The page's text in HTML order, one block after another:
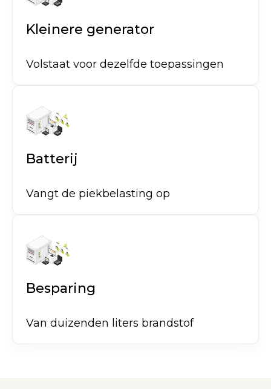
Kleinere generator
Volstaat voor dezelfde toepassingen
Batterij
Vangt de piekbelasting op
Besparing
Van duizenden liters brandstof